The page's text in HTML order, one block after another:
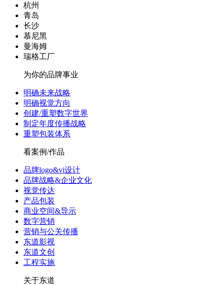
杭州
青岛
长沙
慕尼黑
曼海姆
瑞格工厂
为你的品牌事业
明确未来战略
明确视觉方向
创建/重塑数字世界
制定年度传播战略
重塑包装体系
看案例/作品
品牌logo&vi设计
品牌战略&企业文化
视觉传达
产品包装
商业空间&导示
数字营销
营销与公关传播
东道影视
东道文创
工程实施
关于东道